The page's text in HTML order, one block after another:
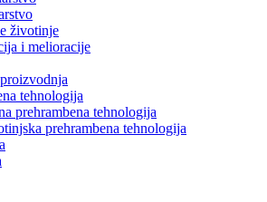
životinje
i melioracije
tehnologija
prehrambena tehnologija
prehrambena tehnologija